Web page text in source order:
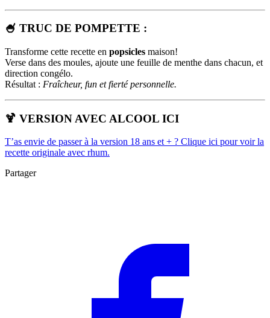
🍧 TRUC DE POMPETTE :
Transforme cette recette en popsicles maison!
Verse dans des moules, ajoute une feuille de menthe dans chacun, et
direction congélo.
Résultat : Fraîcheur, fun et fierté personnelle.
🍹 VERSION AVEC ALCOOL ICI
T’as envie de passer à la version 18 ans et + ? Clique ici pour voir la
recette originale avec rhum.
Partager